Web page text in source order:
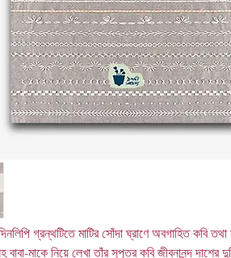
গ্রন্থটিতে মাটির সোঁদা ঘ্রাণে অবগাহিত কবি
বাবা-মাকে নিয়ে লেখা তাঁর সুপুত্র কবি জীবনানন্দ দাশের